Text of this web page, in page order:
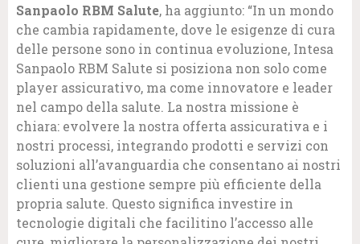
Sanpaolo RBM Salute, ha aggiunto: “In un mondo
che cambia rapidamente, dove le esigenze di cura
delle persone sono in continua evoluzione, Intesa
Sanpaolo RBM Salute si posiziona non solo come
player assicurativo, ma come innovatore e leader
nel campo della salute. La nostra missione è
chiara: evolvere la nostra offerta assicurativa e i
nostri processi, integrando prodotti e servizi con
soluzioni all’avanguardia che consentano ai nostri
clienti una gestione sempre più efficiente della
propria salute. Questo significa investire in
tecnologie digitali che facilitino l’accesso alle